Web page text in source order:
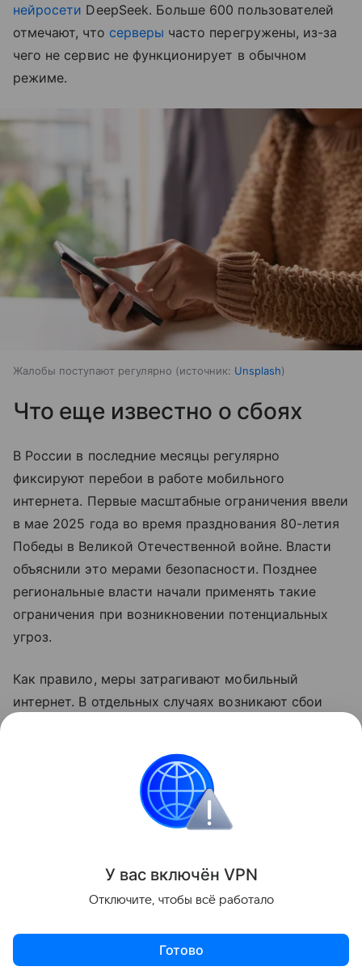
нейросети DeepSeek. Больше 600 пользователей
отмечают, что серверы часто перегружены, из-за
чего не сервис не функционирует в обычном
режиме.
Жалобы поступают регулярно источник: Unsplash
Что еще известно о сбоях
В России в последние месяцы регулярно
фиксируют перебои в работе мобильного
интернета. Первые масштабные ограничения ввели
в мае 2025 года во время празднования 80-летия
Победы в Великой Отечественной войне. Власти
объяснили это мерами безопасности. Позднее
региональные власти начали применять такие
ограничения при возникновении потенциальных
угроз.
Как правило, меры затрагивают мобильный
интернет. В отдельных случаях возникают сбои
Интернет Сбои
Поделиться
У вас включён VPN
Отключите, чтобы всё работало
Готово